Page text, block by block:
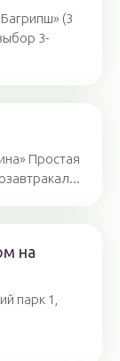
(3
3-
Простая
на
парк 1,